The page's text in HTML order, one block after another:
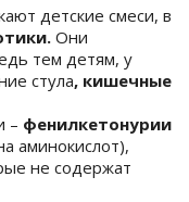
детские смеси, в
Они
тем детям, у
стула, кишечные
– фенилкетонурии
аминокислот),
не содержат